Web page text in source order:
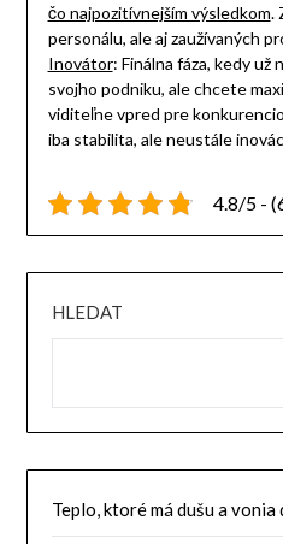
čo najpozitívnejším výsledkom.
personálu, ale aj zaužívaných
Inovátor: Finálna fáza, kedy už
svojho podniku, ale chcete
viditeľne vpred pre
iba stabilita, ale neustále
4.8/5 -
HLEDAT
Teplo, ktoré má dušu a vonia